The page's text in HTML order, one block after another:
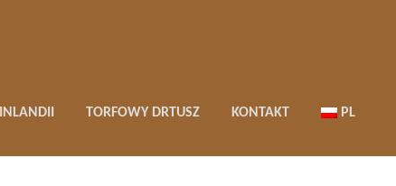
TORFOWY DRTUSZ KONTAKT PL